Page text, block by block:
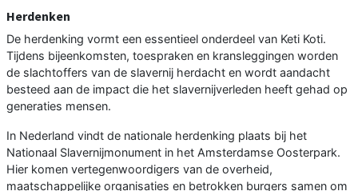
Herdenken
De herdenking vormt een essentieel onderdeel van Keti Koti.
Tijdens bijeenkomsten, toespraken en kransleggingen worden
de slachtoffers van de slavernij herdacht en wordt aandacht
besteed aan de impact die het slavernijverleden heeft gehad op
generaties mensen.
In Nederland vindt de nationale herdenking plaats bij het
Nationaal Slavernijmonument in het Amsterdamse Oosterpark.
Hier komen vertegenwoordigers van de overheid,
maatschappelijke organisaties en betrokken burgers samen om